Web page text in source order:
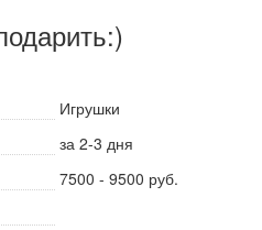
Игрушки
за 2-3 дня
7500 - 9500 руб.